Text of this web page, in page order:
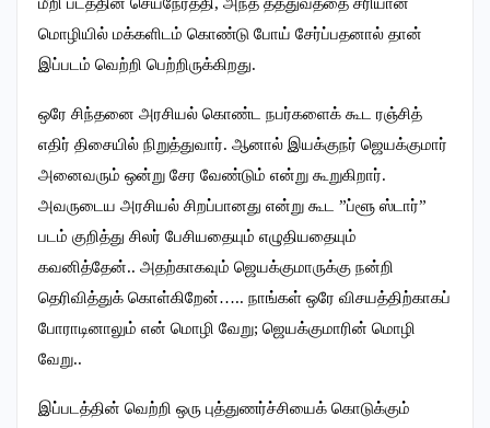
மொழியில் மக்களிடம் கொண்டு போய் சேர்ப்பதனால் தான்
இப்படம் வெற்றி பெற்றிருக்கிறது.
ஒரே சிந்தனை அரசியல் கொண்ட நபர்களைக் கூட ரஞ்சித்
எதிர் திசையில் நிறுத்துவார். ஆனால் இயக்குநர் ஜெயக்குமார்
அனைவரும் ஒன்று சேர வேண்டும் என்று கூறுகிறார்.
அவருடைய அரசியல் சிறப்பானது என்று கூட ”ப்ளூ ஸ்டார்”
படம் குறித்து சிலர் பேசியதையும் எழுதியதையும்
கவனித்தேன்.. அதற்காகவும் ஜெயக்குமாருக்கு நன்றி
தெரிவித்துக் கொள்கிறேன்….. நாங்கள் ஒரே விசயத்திற்காகப்
போராடினாலும் என் மொழி வேறு; ஜெயக்குமாரின் மொழி
வேறு..
இப்படத்தின் வெற்றி ஒரு புத்துணர்ச்சியைக் கொடுக்கும்